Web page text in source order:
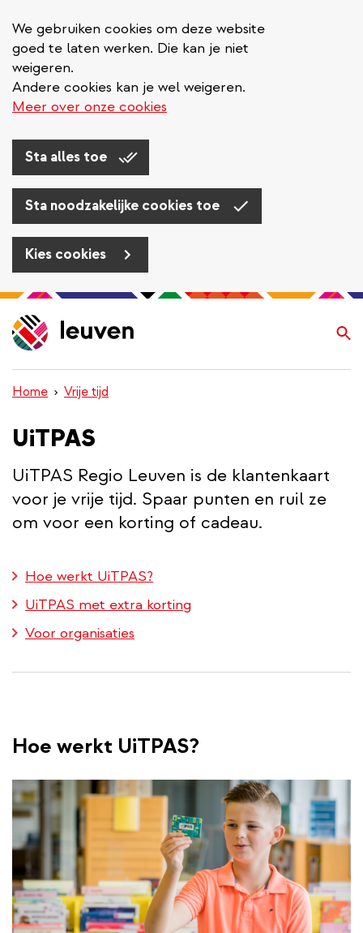
We gebruiken cookies om deze website
goed te laten werken. Die kan je niet
weigeren.
Andere cookies kan je wel weigeren.
Meer over onze cookies
Sta alles toe
Sta noodzakelijke cookies toe
Kies cookies
Overslaan
en
naar
inhoud
gaan
Home Vrije tijd
UiTPAS
UiTPAS Regio Leuven is de klantenkaart
voor je vrije tijd. Spaar punten en ruil ze
om voor een korting of cadeau.
Hoe werkt UiTPAS?
UiTPAS met extra korting
Voor organisaties
Hoe werkt UiTPAS?